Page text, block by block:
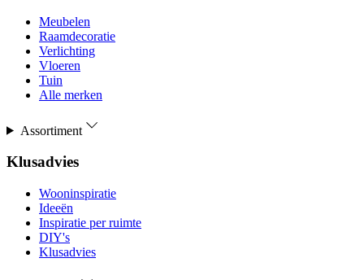
Meubelen
Raamdecoratie
Verlichting
Vloeren
Tuin
Alle merken
Assortiment
Klusadvies
Wooninspiratie
Ideeën
Inspiratie per ruimte
DIY's
Klusadvies